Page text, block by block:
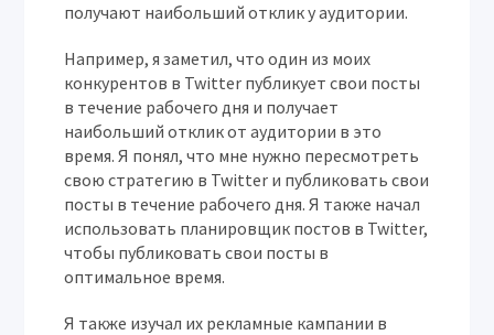
получают наибольший отклик у аудитории.
Например, я заметил, что один из моих
конкурентов в Twitter публикует свои посты
в течение рабочего дня и получает
наибольший отклик от аудитории в это
время. Я понял, что мне нужно пересмотреть
свою стратегию в Twitter и публиковать свои
посты в течение рабочего дня. Я также начал
использовать планировщик постов в Twitter,
чтобы публиковать свои посты в
оптимальное время.
Я также изучал их рекламные кампании в